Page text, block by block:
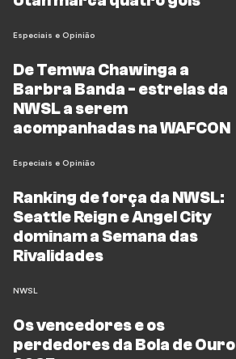
Especiais e Opinião
De Temwa Chawinga a
Barbra Banda - estrelas da
NWSL a serem
acompanhadas na WAFCON
Especiais e Opinião
Ranking de força da NWSL:
Seattle Reign e Angel City
dominam a Semana das
Rivalidades
NWSL
Os vencedores e os
perdedores da Bola de Ouro